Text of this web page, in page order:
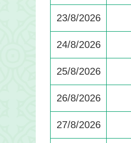
23/8/2026
24/8/2026
25/8/2026
26/8/2026
27/8/2026